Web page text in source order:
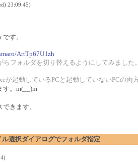
23:09:45)
す。
ArtTp67U.lzh
フォルダを切り替えるようにしてみました。
が起動しているPCと起動していないPCの両
す。m(__)m
きます。
選択ダイアログでフォルダ指定